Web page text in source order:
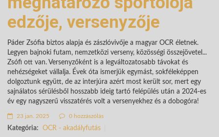
edzője, versenyzője
Páder Zsófia biztos alapja és zászlóvivője a magyar OCR életnek.
Legyen bajnoki futam, nemzetközi verseny, közösségi összejövetel...
Zsófi ott van. Versenyzőként is a legváltozatosabb távokat és
nehézségeket vállalja. Évek óta ismerjük egymást, sokféleképpen
dolgoztunk együtt, de az interjúra azért most került sor, mert egy
sajnálatos sérülésből hosszabb ideig tartó felépülés után a 2024-es
év egy nagyszerű visszatérés volt a versenyekhez és a dobogóra!
23 jan. 2025 0 hozzászólás
Kategória: OCR - akadályfutás